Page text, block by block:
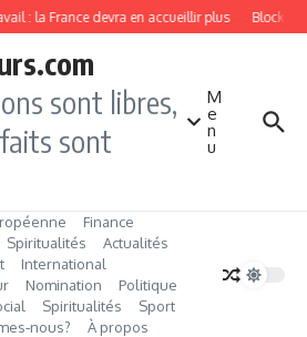
: la France devra en accueillir plus
sont libres,
sont
M
e
n
u
Finance
Spiritualités
Actualités
International
Nomination
Politique
Spiritualités
Sport
À propos